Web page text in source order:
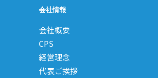
会社情報
会社概要
CPS
経営理念
代表ご挨拶